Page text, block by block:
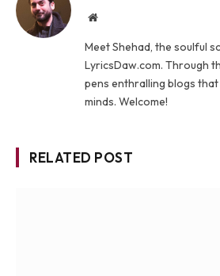
Website
Meet Shehad, the soulful
LyricsDaw.com. Through
pens enthralling blogs
minds. Welcome!
RELATED POST